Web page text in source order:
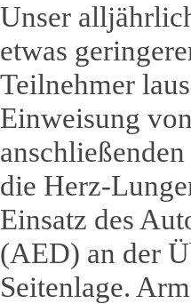
Unser
etwas
Teilnehmer
Einweisung
die Herz-
Einsatz des
(AED) an der
Seitenlage.